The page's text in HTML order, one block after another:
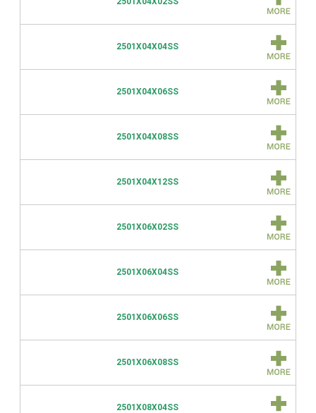
2501X04X04SS
2501X04X06SS
2501X04X08SS
2501X04X12SS
2501X06X02SS
2501X06X04SS
2501X06X06SS
2501X06X08SS
2501X08X04SS